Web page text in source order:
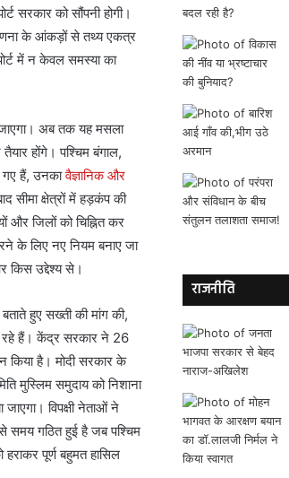
सरकार को सौंपनी होगी।
के आंकड़ों से तथ्य एकत्र
में न केवल समस्या का
अब तक यह मसला
होंगे। पश्चिम बंगाल,
गए हैं, उनकावैज्ञानिक और
सीमा क्षेत्रों में हड़कंप की
और जिलों को चिह्नित कर
के लिए नए नियम बनाए जा
किस उद्देश्य से।
हुए सख्ती की मांग की,
रहे हैं। केंद्र सरकार ने 26
किया है। मोदी सरकार के
मुस्लिम समुदाय को निशाना
विपक्षी नेताओं ने
समय गठित हुई है जब पश्चिम
पूर्ण बहुमत हासिल
राजनीति